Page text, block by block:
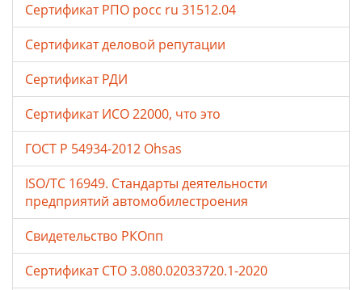
Сертификат РПО росс ru 31512.04
Сертификат деловой репутации
Сертификат РДИ
Сертификат ИСО 22000, что это
ГОСТ Р 54934-2012 Ohsas
ISO/TC 16949. Стандарты деятельности
предприятий автомобилестроения
Свидетельство РКОпп
Сертификат СТО 3.080.02033720.1-2020